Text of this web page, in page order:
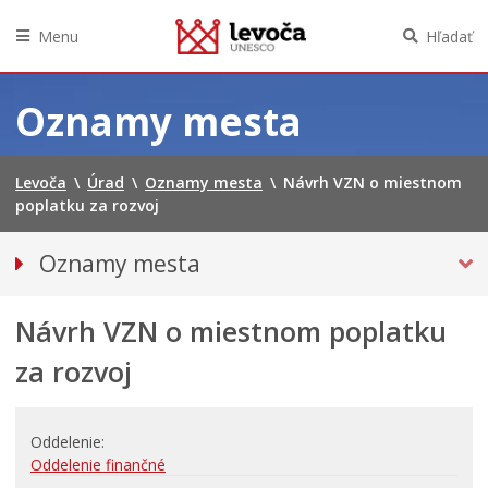
obsah
Menu Hľadať
Oznamy mesta
Levoča \ Úrad \ Oznamy mesta \ Návrh VZN o miestnom
poplatku za rozvoj
Oznamy mesta
Bezpečnosť
Doprava, údržba komunikácií
PRIMÁTOR INFORMUJE
Návrh VZN o miestnom poplatku
za rozvoj
Oddelenie
Oddelenie finančné